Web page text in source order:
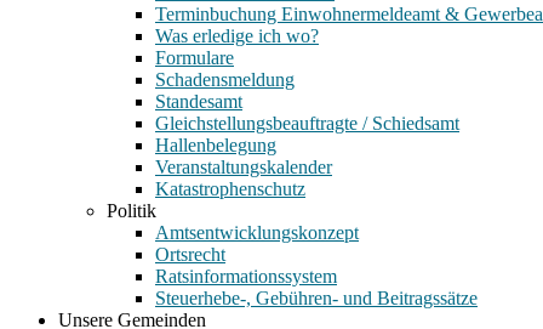
Terminbuchung Einwohnermeldeamt &
Was erledige ich wo?
Formulare
Schadensmeldung
Standesamt
Gleichstellungsbeauftragte / Schiedsamt
Hallenbelegung
Veranstaltungskalender
Katastrophenschutz
Politik
Amtsentwicklungskonzept
Ortsrecht
Ratsinformationssystem
Steuerhebe-, Gebühren- und Beitragssätze
Unsere Gemeinden